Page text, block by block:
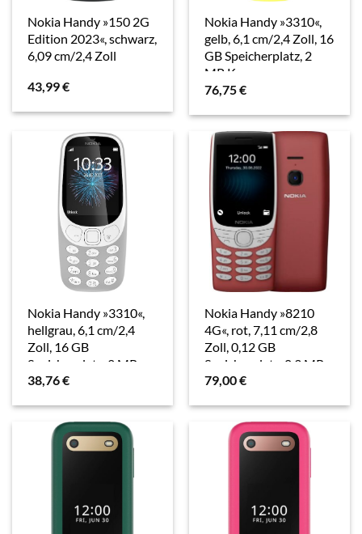
Nokia Handy »150 2G
Edition 2023«, schwarz,
6,09 cm/2,4 Zoll
43,99€
Nokia Handy »3310«,
gelb, 6,1 cm/2,4 Zoll, 16
GB Speicherplatz, 2
MP Kamera
76,75€
Nokia Handy »3310«,
hellgrau, 6,1 cm/2,4
Zoll, 16 GB
Speicherplatz, 2 MP
Kamera
38,76€
Nokia Handy »8210
4G«, rot, 7,11 cm/2,8
Zoll, 0,12 GB
Speicherplatz, 0,3 MP
Kamera
79,00€